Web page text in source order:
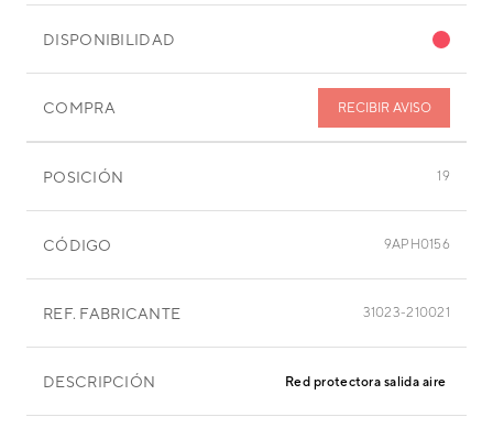
DISPONIBILIDAD
COMPRA RECIBIR AVISO
POSICIÓN 19
CÓDIGO 9APH0156
REF. FABRICANTE 31023-210021
DESCRIPCIÓN Red protectora salida aire